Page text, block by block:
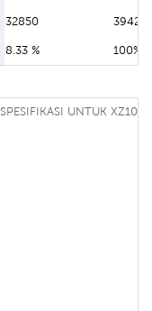
32850
8.33 % 100%
SPESIFIKASI UNTUK XZ10-